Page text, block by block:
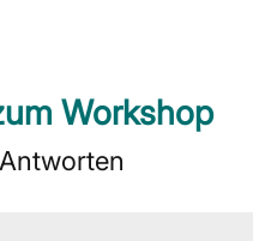
Workshop